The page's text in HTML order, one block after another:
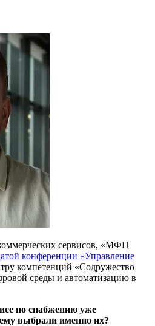
сервисов, «МФЦ
конференции «Управление
компетенций «Содружество
среды и автоматизацию в
по снабжению уже
выбрали именно их?